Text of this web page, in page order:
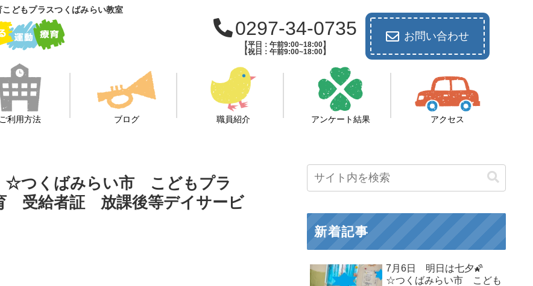
どもプラスつくばみらい教室
0297-34-0735
【平日：午前9:00~18:00】
【祝日：午前9:00~18:00】
お問い合わせ
ご利用方法 ブログ 職員紹介 アンケート結果 アクセス
つくばみらい市 こどもプラ
受給者証 放課後等デイサービ
新着記事
7月6日 明日は七夕🌠
☆つくばみらい市 こども